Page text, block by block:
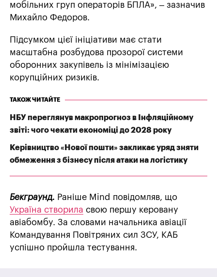
мобільних груп операторів БПЛА», – зазначив
Михайло Федоров.
Підсумком цієї ініціативи має стати
масштабна розбудова прозорої системи
оборонних закупівель із мінімізацією
корупційних ризиків.
ТАКОЖ ЧИТАЙТЕ
НБУ переглянув макропрогноз в Інфляційному
звіті: чого чекати економіці до 2028 року
Керівництво «Нової пошти» закликає уряд зняти
обмеження з бізнесу після атаки на логістику
Бекграунд. Раніше Mind повідомляв, що
Україна створила свою першу керовану
авіабомбу. За словами начальника авіації
Командування Повітряних сил ЗСУ, КАБ
успішно пройшла тестування.